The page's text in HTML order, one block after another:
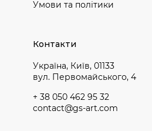
Контакти
Україна, Київ, 01133
вул. Первомайського, 4
+ 38 050 462 95 32
contact@gs-art.com
Умови та політики